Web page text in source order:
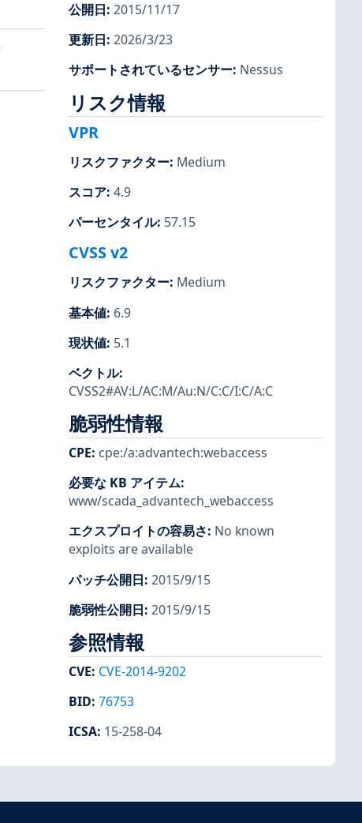
公開日: 2015/11/17
更新日: 2026/3/23
サポートされているセンサー: Nessus
リスク情報
VPR
リスクファクター: Medium
スコア: 4.9
パーセンタイル: 57.15
CVSS v2
リスクファクター: Medium
基本値: 6.9
現状値: 5.1
ベクトル:
CVSS2#AV:L/AC:M/Au:N/C:C/I:C/A:C
脆弱性情報
CPE: cpe:/a:advantech:webaccess
必要な KB アイテム:
www/scada_advantech_webaccess
エクスプロイトの容易さ: No known
exploits are available
パッチ公開日: 2015/9/15
脆弱性公開日: 2015/9/15
参照情報
CVE: CVE-2014-9202
BID: 76753
ICSA: 15-258-04